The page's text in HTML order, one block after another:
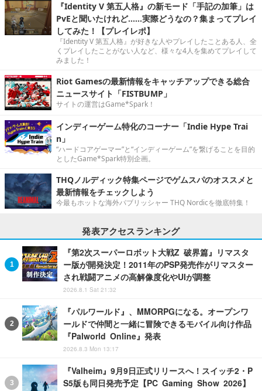
『Identity V 第五人格』の新モード「手記の加筆」は
PvEと聞いたけれど……実際どうなの？集まってプレイ
してみた！【プレイレポ】
『Identity V 第五人格』が好きな人やプレイしたことある人、全
くプレイしたことがない人など、様々な4人を集めてプレイして
みました！
Riot Gamesの最新情報をキャッチアップできる総合
ニュースサイト「FISTBUMP」
サイトの運営はGame*Spark！
インディーゲーム特化のコーナー「Indie Hype Trai
n」
“ハードコアゲーマー”と“インディーゲーム”を繋げることを目的
としたGame*Spark特別企画。
THQノルディック特集ページでゲムスパのオススメと
最新情報をチェックしよう
今最もホットな海外パブリッシャー THQ Nordicを徹底特集！
発表アクセスランキング
『第2次スーパーロボット大戦Z 破界篇』リマスタ
ー版が開発決定！2011年のPSP発売作がリマスター
され戦闘アニメの高解像度化やUIが調整
2026.8.1 Sat 21:32
『パルワールド』、MMORPGになる。オープンワ
ールドで仲間と一緒に冒険できるモバイル向け作品
『Palworld Online』発表
2026.8.3 Mon 13:17
『Valheim』9月9日正式リリースへ！スイッチ2・P
S5版も同日発売予定【PC Gaming Show 2026】